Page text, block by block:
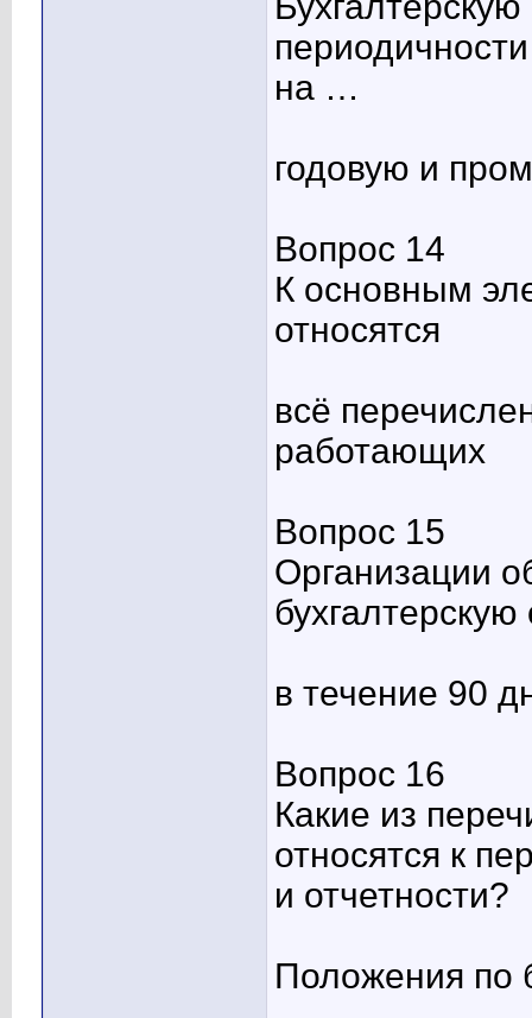
на …
годовую и
Вопрос 14
К основным
относятся
всё
работающих
Вопрос 15
Организации
в течение 90
Вопрос 16
Какие из
относятся к
и отчетности?
Положения по